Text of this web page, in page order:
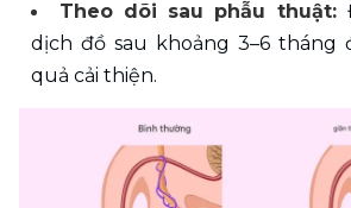
Theo dõi sau phẫu thuật:
dịch đồ sau khoảng 3–6 tháng
quả cải thiện.